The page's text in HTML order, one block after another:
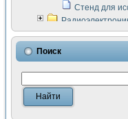
Стенд для
LabVIEW в
Аппаратно-
Измерение
Поиск